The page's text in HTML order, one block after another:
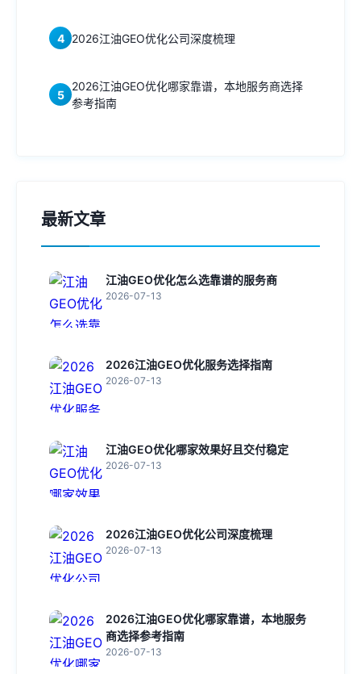
4 2026江油GEO优化公司深度梳理
5
2026江油GEO优化哪家靠谱，本地服务商选择
参考指南
最新文章
江油GEO优化怎么选靠谱的服务商
2026-07-13
2026江油GEO优化服务选择指南
2026-07-13
江油GEO优化哪家效果好且交付稳定
2026-07-13
2026江油GEO优化公司深度梳理
2026-07-13
2026江油GEO优化哪家靠谱，本地服务
商选择参考指南
2026-07-13